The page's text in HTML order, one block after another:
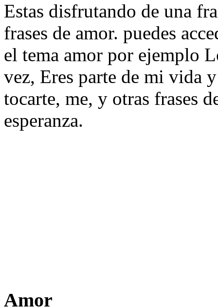
Estas disfrutando de una
frases de amor. puedes
el tema amor por ejemplo
vez, Eres parte de mi vida
tocarte, me, y otras frases
esperanza.
Amor